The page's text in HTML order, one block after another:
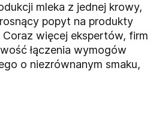
mleka z jednej krowy,
popyt na produkty
więcej ekspertów, firm
łączenia wymogów
o niezrównanym smaku,